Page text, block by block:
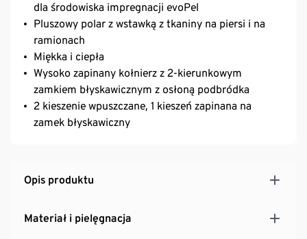
dla środowiska impregnacji evoPel
Pluszowy polar z wstawką z tkaniny na piersi i na
ramionach
Miękka i ciepła
Wysoko zapinany kołnierz z 2-kierunkowym
zamkiem błyskawicznym z osłoną podbródka
2 kieszenie wpuszczane, 1 kieszeń zapinana na
zamek błyskawiczny
Opis produktu
Materiał i pielęgnacja